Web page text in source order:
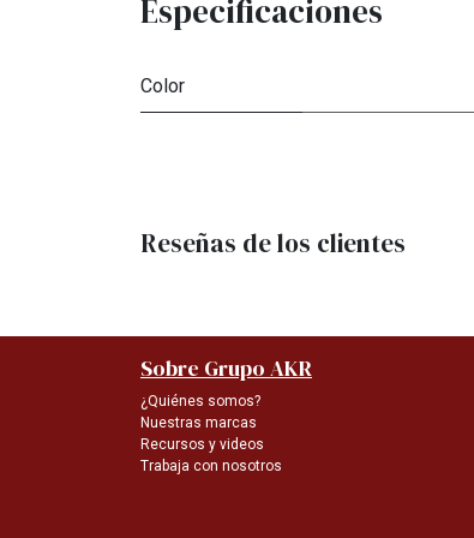
Especificaciones
Color
Reseñas de los clientes
Sobre Grupo AKR
¿Quiénes somos?
Nuestras marcas
Recursos y videos
Trabaja con nosotros